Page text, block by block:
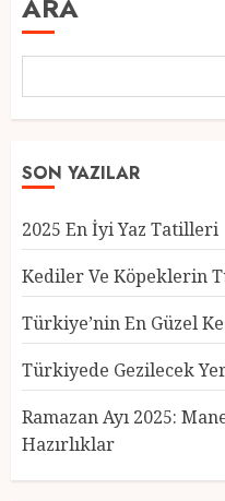
ARA
SON YAZILAR
2025 En İyi Yaz Tatilleri
Kediler Ve Köpeklerin
Türkiye’nin En Güzel
Türkiyede Gezilecek
Ramazan Ayı 2025:
Hazırlıklar